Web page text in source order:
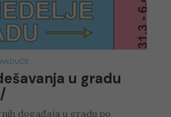
u gradu
događaja u gradu po